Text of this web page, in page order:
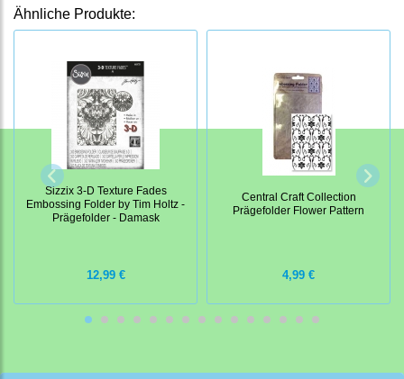
Ähnliche Produkte:
Sizzix 3-D Texture Fades
Embossing Folder by Tim Holtz -
Prägefolder - Damask
12,99 €
Central Craft Collection
Prägefolder Flower Pattern
4,99 €